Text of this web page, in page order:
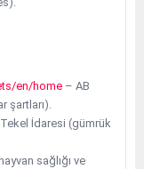
en/home – AB
şartları).
İdaresi (gümrük
sağlığı ve